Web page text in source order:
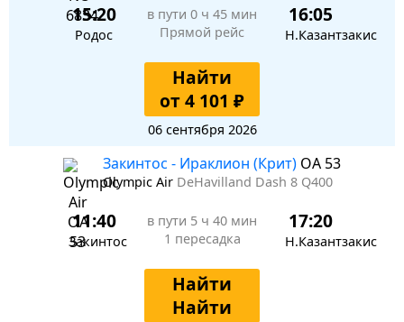
15:20
Родос
в пути 0 ч 45 мин
Прямой рейс
16:05
Н.Казантзакис
Найти
от 4 101 ₽
06 сентября 2026
Закинтос - Ираклион (Крит) OA 53
Olympic Air DeHavilland Dash 8 Q400
11:40
Закинтос
в пути 5 ч 40 мин
1 пересадка
17:20
Н.Казантзакис
Найти
Найти